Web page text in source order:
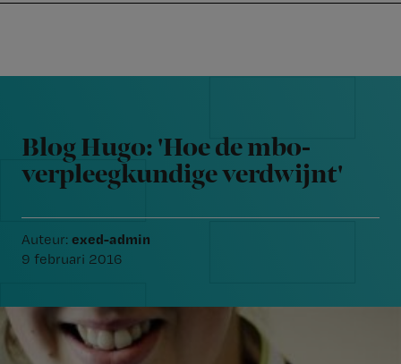
navigation
content
Nursing
Blog Hugo: 'Hoe de mbo-
verpleegkundige verdwijnt'
Auteur: exed-admin
9 februari 2016